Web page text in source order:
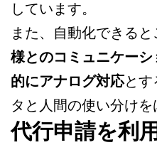
しています。
また、自動化できると
様とのコミュニケー
的にアナログ対応とす
タと人間の使い分けを
代行申請を利